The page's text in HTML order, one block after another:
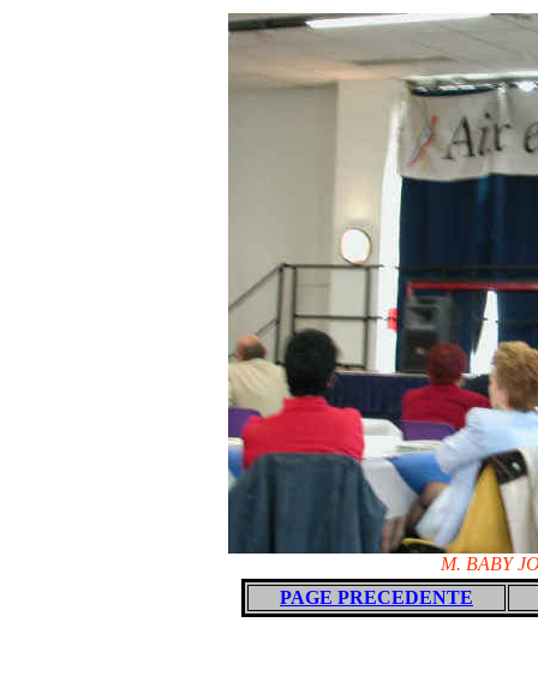
M. BABY
PAGE PRECEDENTE